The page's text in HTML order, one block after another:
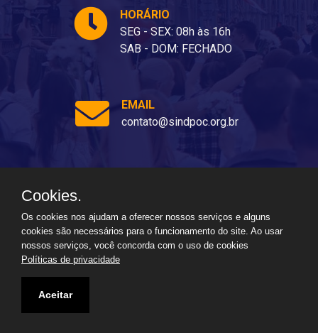
HORÁRIO
SEG - SEX: 08h às 16h
SAB - DOM: FECHADO
EMAIL
contato@sindpoc.org.br
Ladeira dos Barris, 80 - Barris, Salvador - BA, 40070-310
Cookies.
Os cookies nos ajudam a oferecer nossos serviços e alguns
cookies são necessários para o funcionamento do site. Ao usar
nossos serviços, você concorda com o uso de cookies
Políticas de privacidade
Aceitar